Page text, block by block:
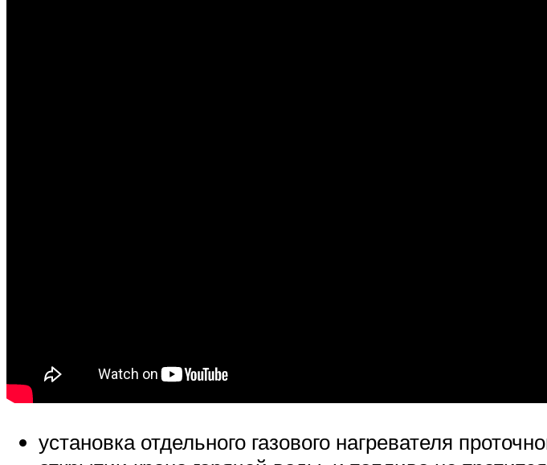
установка отдельного газового нагревателя